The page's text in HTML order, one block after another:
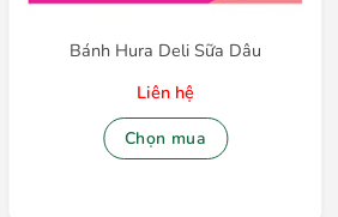
Bánh Hura Deli Sữa Dâu
Liên hệ
Chọn mua